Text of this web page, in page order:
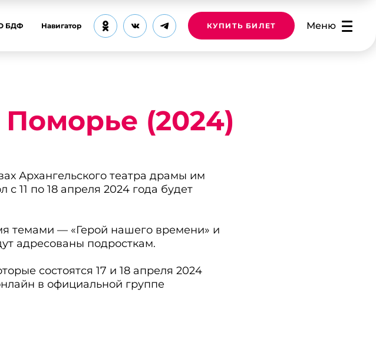
БДФ Навигатор КУПИТЬ БИЛЕТ Меню
(2024)
Архангельского театра драмы им
11 по 18 апреля 2024 года будет
темами — «Герой нашего времени» и
адресованы подросткам.
состоятся 17 и 18 апреля 2024
в официальной группе